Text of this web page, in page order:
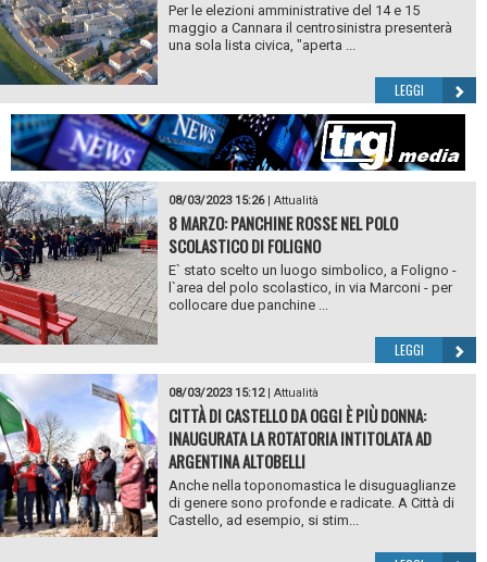
Per le elezioni amministrative del 14 e 15
maggio a Cannara il centrosinistra presenterà
una sola lista civica, "aperta ...
LEGGI
08/03/2023 15:26| Attualità
8 MARZO: PANCHINE ROSSE NEL POLO
SCOLASTICO DI FOLIGNO
E` stato scelto un luogo simbolico, a Foligno -
l`area del polo scolastico, in via Marconi - per
collocare due panchine ...
LEGGI
08/03/2023 15:12| Attualità
CITTÀ DI CASTELLO DA OGGI È PIÙ DONNA:
INAUGURATA LA ROTATORIA INTITOLATA AD
ARGENTINA ALTOBELLI
Anche nella toponomastica le disuguaglianze
di genere sono profonde e radicate. A Città di
Castello, ad esempio, si stim...